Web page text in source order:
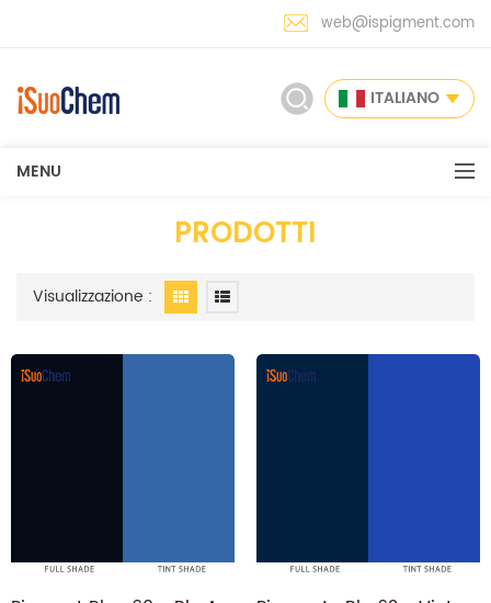
web@ispigment.com
ITALIANO
MENU
PRODOTTI
Visualizzazione :